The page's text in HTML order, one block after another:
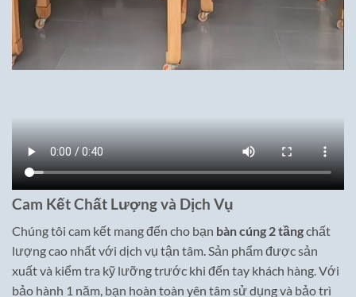
Cam Kết Chất Lượng và Dịch Vụ
Chúng tôi cam kết mang đến cho bạn bàn cúng 2 tầngchất
lượng cao nhất với dịch vụ tận tâm. Sản phẩm được sản
xuất và kiểm tra kỹ lưỡng trước khi đến tay khách hàng. Với
bảo hành 1 năm, bạn hoàn toàn yên tâm sử dụng và bảo trì